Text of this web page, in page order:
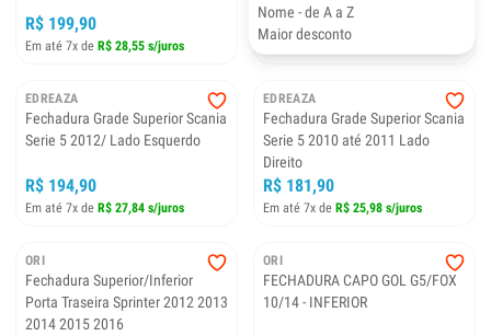
Nome - de A a Z
Maior desconto
R$ 199,90
Em até 7x de R$ 28,55 s/juros
R$ 194,90
EDREAZA
Fechadura Grade Superior Scania
Serie 5 2012/ Lado Esquerdo
R$ 194,90
Em até 7x de R$ 27,84 s/juros
EDREAZA
Fechadura Grade Superior Scania
Serie 5 2010 até 2011 Lado
Direito
R$ 181,90
Em até 7x de R$ 25,98 s/juros
ORI
Fechadura Superior/Inferior
Porta Traseira Sprinter 2012 2013
2014 2015 2016
ORI
FECHADURA CAPO GOL G5/FOX
10/14 - INFERIOR